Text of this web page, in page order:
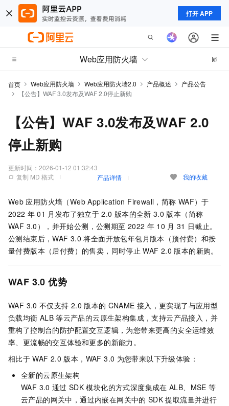
打开 APP
Web应用防火墙
首页 Web应用防火墙 Web应用防火墙2.0 产品概述
产品公告
【公告】WAF 3.0发布及WAF 2.0停止新购
【公告】WAF 3.0发布及WAF 2.0
停止新购
更新时间： 2026-01-12 01:32:43
复制 MD 格式
产品详情 我的收藏
Web 应用防火墙（Web Application Firewall，简称 WAF）于
2022 年 01 月发布了独立于 2.0 版本的全新 3.0 版本（简称
WAF 3.0），并开始公测，公测期至 2022 年 10 月 31 日截止。
公测结束后，WAF 3.0 将全面开放包年包月版本（预付费）和按
量付费版本（后付费）的售卖，同时停止 WAF 2.0 版本的新购。
WAF 3.0 优势
WAF 3.0 不仅支持 2.0 版本的 CNAME 接入，更实现了与应用型
负载均衡 ALB 等云产品的云原生架构集成，支持云产品接入，并
重构了控制台的防护配置交互逻辑，为您带来更高的安全运维效
率、更流畅的交互体验和更多的新能力。
相比于 WAF 2.0 版本，WAF 3.0 为您带来以下升级体验：
全新的云原生架构
WAF 3.0 通过 SDK 模块化的方式深度集成在 ALB、MSE 等
云产品的网关中，通过内嵌在网关中的 SDK 提取流量并进行